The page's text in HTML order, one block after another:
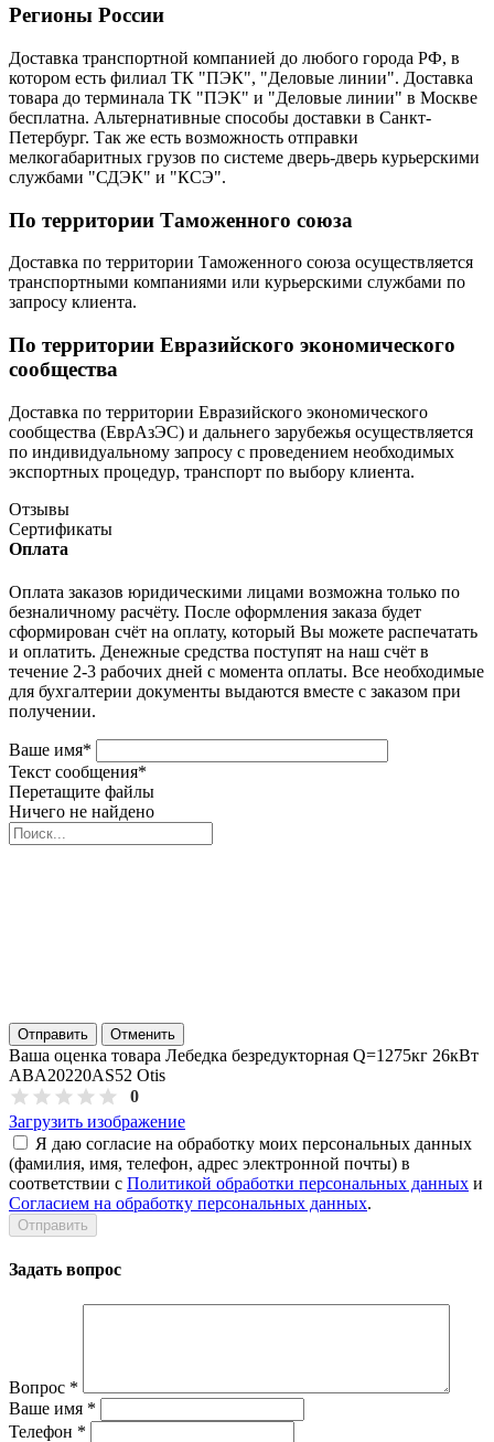
Регионы России
Доставка транспортной компанией до любого города РФ, в
котором есть филиал ТК "ПЭК", "Деловые линии". Доставка
товара до терминала ТК "ПЭК" и "Деловые линии" в Москве
бесплатна. Альтернативные способы доставки в Санкт-
Петербург. Так же есть возможность отправки
мелкогабаритных грузов по системе дверь-дверь курьерскими
службами "СДЭК" и "КСЭ".
По территории Таможенного союза
Доставка по территории Таможенного союза осуществляется
транспортными компаниями или курьерскими службами по
запросу клиента.
По территории Евразийского экономического
сообщества
Доставка по территории Евразийского экономического
сообщества (ЕврАзЭС) и дальнего зарубежья осуществляется
по индивидуальному запросу с проведением необходимых
экспортных процедур, транспорт по выбору клиента.
Отзывы
Сертификаты
Оплата
Оплата заказов юридическими лицами возможна только по
безналичному расчёту. После оформления заказа будет
сформирован счёт на оплату, который Вы можете распечатать
и оплатить. Денежные средства поступят на наш счёт в
течение 2-3 рабочих дней с момента оплаты. Все необходимые
для бухгалтерии документы выдаются вместе с заказом при
получении.
Ваше имя*
Текст сообщения*
Перетащите файлы
Ничего не найдено
Отправить Отменить
Ваша оценка товара Лебедка безредукторная Q=1275кг 26кВт
ABA20220AS52 Otis
0
Загрузить изображение
Я даю согласие на обработку моих персональных данных
(фамилия, имя, телефон, адрес электронной почты) в
соответствии с Политикой обработки персональных данных и
Согласием на обработку персональных данных.
Задать вопрос
Вопрос *
Ваше имя *
Телефон *